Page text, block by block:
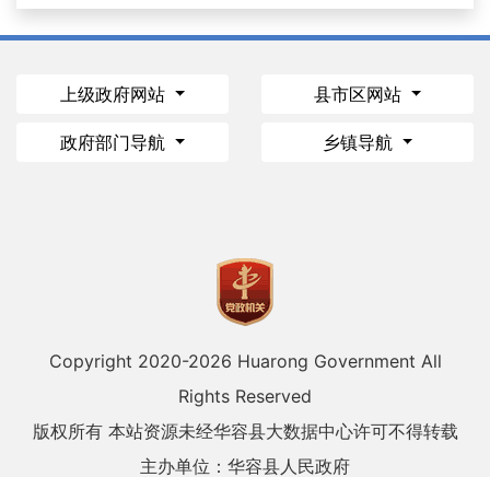
上级政府网站 县市区网站
政府部门导航 乡镇导航
Copyright 2020-2026 Huarong Government All
Rights Reserved
版权所有 本站资源未经华容县大数据中心许可不得转载
主办单位：华容县人民政府